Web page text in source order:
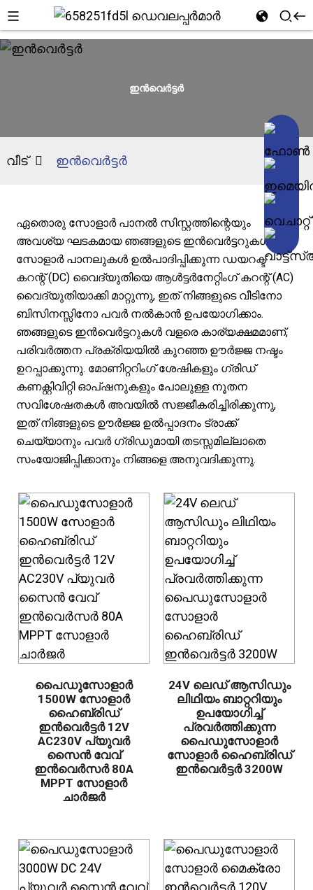
ഇൻവെർട്ടർ
വീട് ഇൻവെർട്ടർ
ഏതൊരു സോളാർ പാനൽ സിസ്റ്റത്തിന്റെയും
അവശ്യ ഘടകമായ ഞങ്ങളുടെ ഇൻവെർട്ടറുകൾ,
സോളാർ പാനലുകൾ ഉൽ‌പാദിപ്പിക്കുന്ന ഡയറക്ട്
കറന്റ് (DC) വൈദ്യുതിയെ ആൾട്ടർനേറ്റിംഗ് കറന്റ് (AC)
വൈദ്യുതിയാക്കി മാറ്റുന്നു, ഇത് നിങ്ങളുടെ വീടിനോ
ബിസിനസ്സിനോ പവർ നൽകാൻ ഉപയോഗിക്കാം.
ഞങ്ങളുടെ ഇൻവെർട്ടറുകൾ വളരെ കാര്യക്ഷമമാണ്,
പരിവർത്തന പ്രക്രിയയിൽ കുറഞ്ഞ ഊർജ്ജ നഷ്ടം
ഉറപ്പാക്കുന്നു. മോണിറ്ററിംഗ് ശേഷികളും ഗ്രിഡ്
കണക്റ്റിവിറ്റി ഓപ്ഷനുകളും പോലുള്ള നൂതന
സവിശേഷതകൾ അവയിൽ സജ്ജീകരിച്ചിരിക്കുന്നു,
ഇത് നിങ്ങളുടെ ഊർജ്ജ ഉൽപ്പാദനം ട്രാക്ക്
ചെയ്യാനും പവർ ഗ്രിഡുമായി തടസ്സമില്ലാതെ
സംയോജിപ്പിക്കാനും നിങ്ങളെ അനുവദിക്കുന്നു.
പൈഡുസോളാർ
1500W സോളാർ
ഹൈബ്രിഡ്
ഇൻവെർട്ടർ 12V
AC230V പ്യുവർ
സൈൻ വേവ്
ഇൻവെർസർ 80A
MPPT സോളാർ
ചാർജർ
24V ലെഡ് ആസിഡും
ലിഥിയം ബാറ്ററിയും
ഉപയോഗിച്ച്
പ്രവർത്തിക്കുന്ന
പൈഡുസോളാർ
സോളാർ ഹൈബ്രിഡ്
ഇൻവെർട്ടർ 3200W